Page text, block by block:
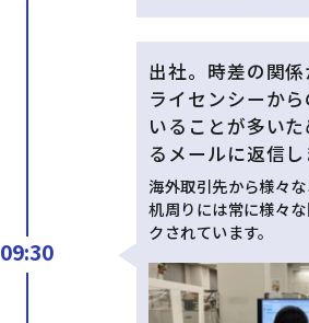
09:30
出社。時差の関
ライセンシーか
いることが多い
るメールに返信し
海外取引先から様々な
机周りには常に様々
クされています。